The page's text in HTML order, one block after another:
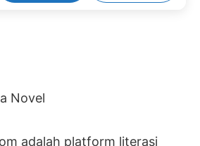
Novel
adalah platform literasi